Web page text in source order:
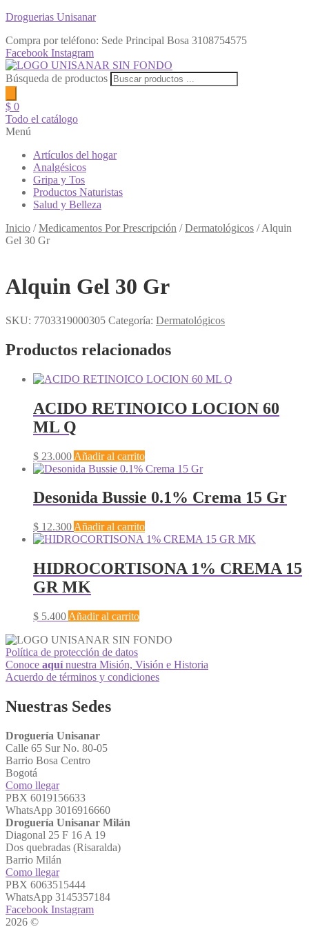
Droguerias Unisanar
Compra por teléfono: Sede Principal Bosa 3108754575
Facebook Instagram
Búsqueda de productos
$ 0
Todo el catálogo
Menú
Artículos del hogar
Analgésicos
Gripa y Tos
Productos Naturistas
Salud y Belleza
Inicio /Medicamentos Por Prescripción /Dermatológicos /Alquin
Gel 30 Gr
Alquin Gel 30 Gr
SKU: 7703319000305 Categoría: Dermatológicos
Productos relacionados
ACIDO RETINOICO LOCION 60
ML Q
$ 23.000 Añadir al carrito
Desonida Bussie 0.1% Crema 15 Gr
$ 12.300 Añadir al carrito
HIDROCORTISONA 1% CREMA 15
GR MK
$ 5.400 Añadir al carrito
Política de protección de datos
Conoce aquínuestra Misión, Visión e Historia
Acuerdo de términos y condiciones
Nuestras Sedes
Droguería Unisanar
Calle 65 Sur No. 80-05
Barrio Bosa Centro
Bogotá
Como llegar
PBX 6019156633
WhatsApp 3016916660
Droguería Unisanar Milán
Diagonal 25 F 16 A 19
Dos quebradas (Risaralda)
Barrio Milán
Como llegar
PBX 6063515444
WhatsApp 3145357184
Facebook Instagram
2026 ©